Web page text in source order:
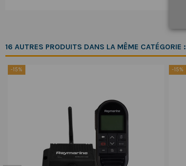
16 AUTRES PRODUITS DANS LA MÊME CATÉGORIE :
-15% -15%